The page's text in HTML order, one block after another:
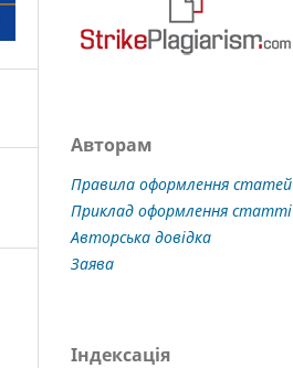
Авторам
Правила оформлення статей
Приклад оформлення статті
Авторська довідка
Заява
Індексація